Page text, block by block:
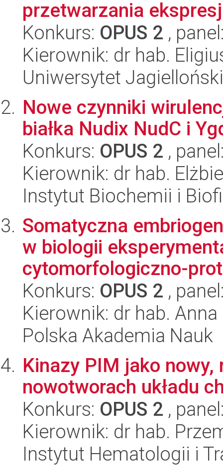
przetwarzania
Konkurs: OPUS 2 ,
Kierownik: dr hab.
Uniwersytet Jagielloński
Nowe czynniki
białka Nudix NudC i
Konkurs: OPUS 2 ,
Kierownik: dr hab.
Instytut Biochemii i
Somatyczna
w biologii
cytomorfologiczno-
Konkurs: OPUS 2 ,
Kierownik: dr hab. Anna
Polska Akademia Nauk
Kinazy PIM jako
nowotworach układu
Konkurs: OPUS 2 ,
Kierownik: dr hab.
Instytut Hematologii i